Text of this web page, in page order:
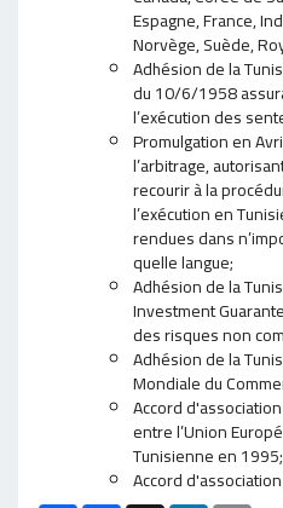
Espagne, France,
Norvège, Suède,
Adhésion de la
du 10/6/1958
l’exécution des
Promulgation en
l’arbitrage,
recourir à la
l’exécution en
rendues dans
quelle langue;
Adhésion de la
Investment
des risques non
Adhésion de la
Mondiale du
Accord
entre l’Union
Tunisienne en 1995;
Accord